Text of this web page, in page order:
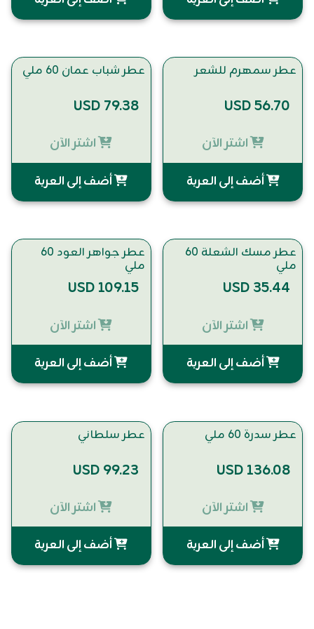
عطر سمهرم للشعر
USD 56.70
اشتر الآن
أضف إلى العربة
عطر شباب عمان 60 ملي
USD 79.38
اشتر الآن
أضف إلى العربة
عطر مسك الشعلة 60
ملي
USD 35.44
اشتر الآن
أضف إلى العربة
عطر جواهر العود 60
ملي
USD 109.15
اشتر الآن
أضف إلى العربة
عطر سدرة 60 ملي
USD 136.08
اشتر الآن
أضف إلى العربة
عطر سلطاني
USD 99.23
اشتر الآن
أضف إلى العربة